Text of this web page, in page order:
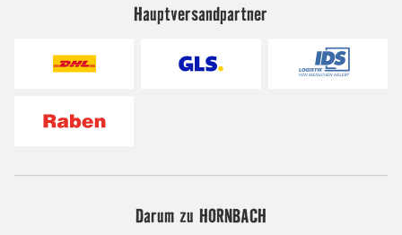
Hauptversandpartner
Darum zu HORNBACH